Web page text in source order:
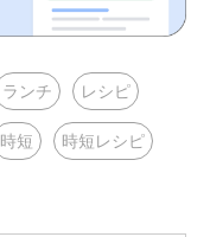
ランチ レシピ
時短 時短レシピ